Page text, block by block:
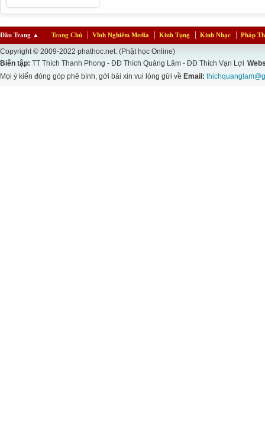
Đầu Trang ▲ Trang Chủ Vĩnh Nghiêm Media Kinh Tụng Kinh Nhạc Pháp
Copyright © 2009-2022 phathoc.net. (Phật học Online)
Biên tập: TT Thích Thanh Phong - ĐĐ Thích Quảng Lâm - ĐĐ Thích Vạn Lợi
Mọi ý kiến đóng góp phê bình, gởi bài xin vui lòng gửi về Email: